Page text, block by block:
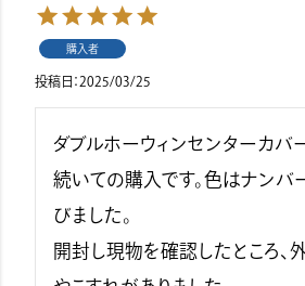
購入者
投稿日 2025/03/25
ダブルホーウィンセンターカバ
続いての購入です。色はナンバ
びました。
開封し現物を確認したところ